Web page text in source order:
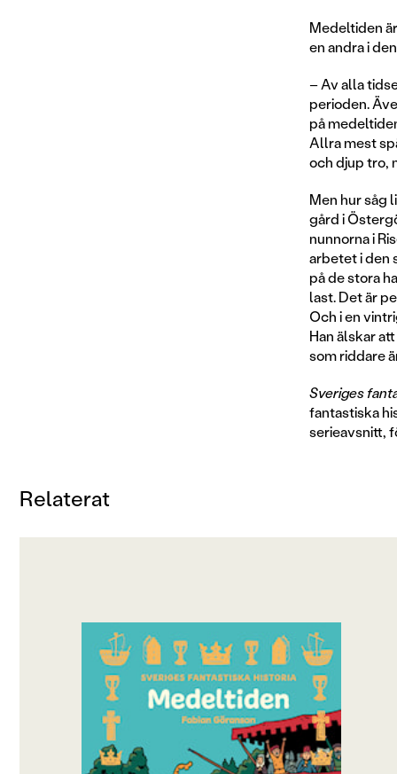
Medeltiden
en andra i
– Av alla
perioden.
på
Allra mest
och djup tro,
Men hur såg
gård i
nunnorna i
arbetet i den
på de stora
last. Det är
Och i en
Han älskar
som riddare
Sveriges
fantastiska
serieavsnitt,
Relaterat
Följ med på en resa genom Sveriges fantastiska
historia!
Under medeltiden växer Sverige så det knakar.
Det varma vädret ger goda skördar och leder
till en större befolkning, samtidigt som landet
växer till ytan i alla väderstreck. Sedan slutet
av vikingatiden har folket övergett de gamla